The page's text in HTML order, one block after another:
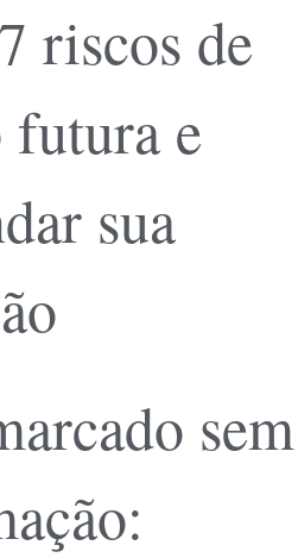
riscos de
futura e
sua
sem